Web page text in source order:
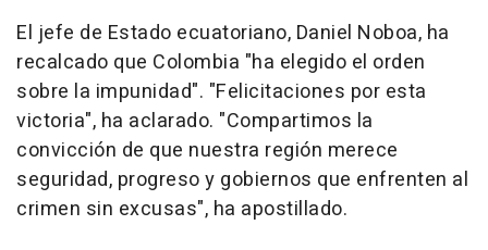
El jefe de Estado ecuatoriano, Daniel Noboa, ha
recalcado que Colombia "ha elegido el orden
sobre la impunidad". "Felicitaciones por esta
victoria", ha aclarado. "Compartimos la
convicción de que nuestra región merece
seguridad, progreso y gobiernos que enfrenten al
crimen sin excusas", ha apostillado.